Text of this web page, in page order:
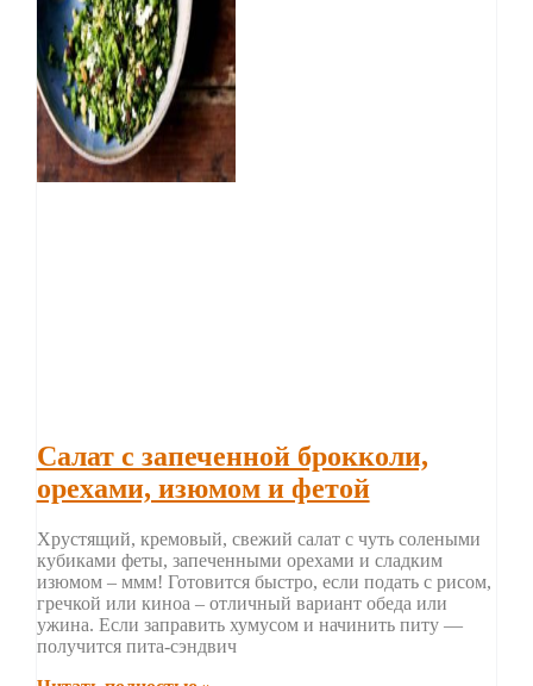
Салат с запеченной брокколи,
орехами, изюмом и фетой
Хрустящий, кремовый, свежий салат с чуть солеными
кубиками феты, запеченными орехами и сладким
изюмом – ммм! Готовится быстро, если подать с рисом,
гречкой или киноа – отличный вариант обеда или
ужина. Если заправить хумусом и начинить питу —
получится пита-сэндвич